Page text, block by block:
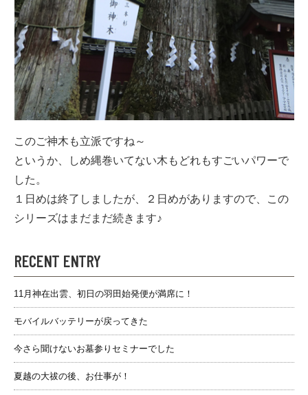
このご神木も立派ですね～
というか、しめ縄巻いてない木もどれもすごいパワーで
した。
１日めは終了しましたが、２日めがありますので、この
シリーズはまだまだ続きます♪
RECENT ENTRY
11月神在出雲、初日の羽田始発便が満席に！
モバイルバッテリーが戻ってきた
今さら聞けないお墓参りセミナーでした
夏越の大祓の後、お仕事が！